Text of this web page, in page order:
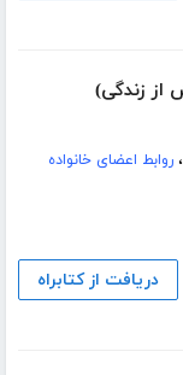
،روابط اعضای خانواده
دریافت از کتابراه